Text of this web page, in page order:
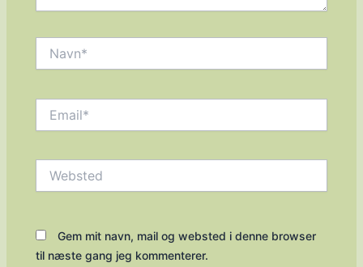
Gem mit navn, mail og websted i denne browser
til næste gang jeg kommenterer.